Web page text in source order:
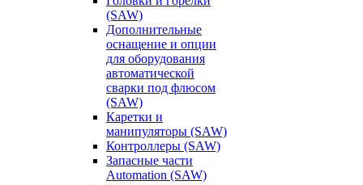
(SAW)
Дополнительные
оснащение и опции
для оборудования
автоматической
сварки под флюсом
(SAW)
Каретки и
манипуляторы (SAW)
Контроллеры (SAW)
Запасные части
Automation (SAW)